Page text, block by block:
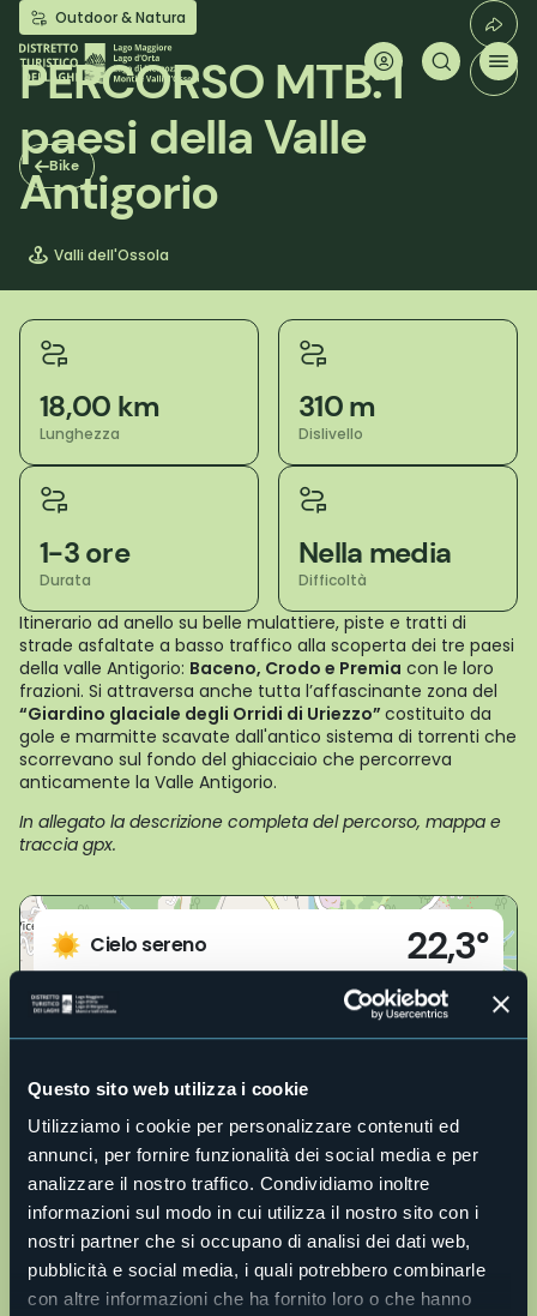
Questo sito web utilizza i cookie
Utilizziamo i cookie per personalizzare contenuti ed
annunci, per fornire funzionalità dei social media e per
analizzare il nostro traffico. Condividiamo inoltre
informazioni sul modo in cui utilizza il nostro sito con i
nostri partner che si occupano di analisi dei dati web,
pubblicità e social media, i quali potrebbero combinarle
con altre informazioni che ha fornito loro o che hanno
Salta
contenuto
principale
Bike
Outdoor & Natura
PERCORSO MTB: I
paesi della Valle
Antigorio
Valli dell'Ossola
18,00 km
Lunghezza
310 m
Dislivello
1-3 ore
Durata
Nella media
Difficoltà
Itinerario ad anello su belle mulattiere, piste e tratti di
strade asfaltate a basso traffico alla scoperta dei tre paesi
della valle Antigorio: Baceno, Crodo e Premia con le loro
frazioni. Si attraversa anche tutta l’affascinante zona del
“Giardino glaciale degli Orridi di Uriezzo” costituito da
gole e marmitte scavate dall'antico sistema di torrenti che
scorrevano sul fondo del ghiacciaio che percorreva
anticamente la Valle Antigorio.
In allegato la descrizione completa del percorso, mappa e
traccia gpx.
Cielo sereno 22,3°
Crodo (VB)
Apri mappa
o13-paesi-valle-antigorio.gpx